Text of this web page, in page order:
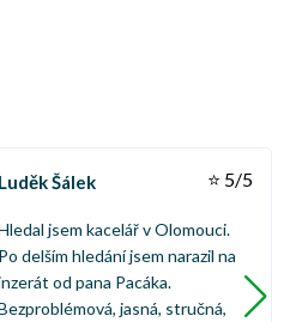
Luděk Šálek ⭐ 5/5
jsem kacelář v Olomouci.
Po delším hledání jsem narazil na
od pana Pacáka.
jasná, stručná,